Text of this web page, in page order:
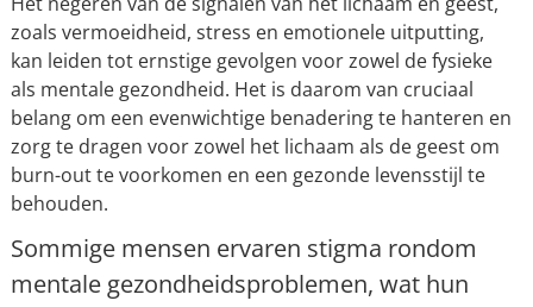
zoals vermoeidheid, stress en emotionele uitputting,
kan leiden tot ernstige gevolgen voor zowel de fysieke
als mentale gezondheid. Het is daarom van cruciaal
belang om een evenwichtige benadering te hanteren en
zorg te dragen voor zowel het lichaam als de geest om
burn-out te voorkomen en een gezonde levensstijl te
behouden.
Sommige mensen ervaren stigma rondom
mentale gezondheidsproblemen, wat hun